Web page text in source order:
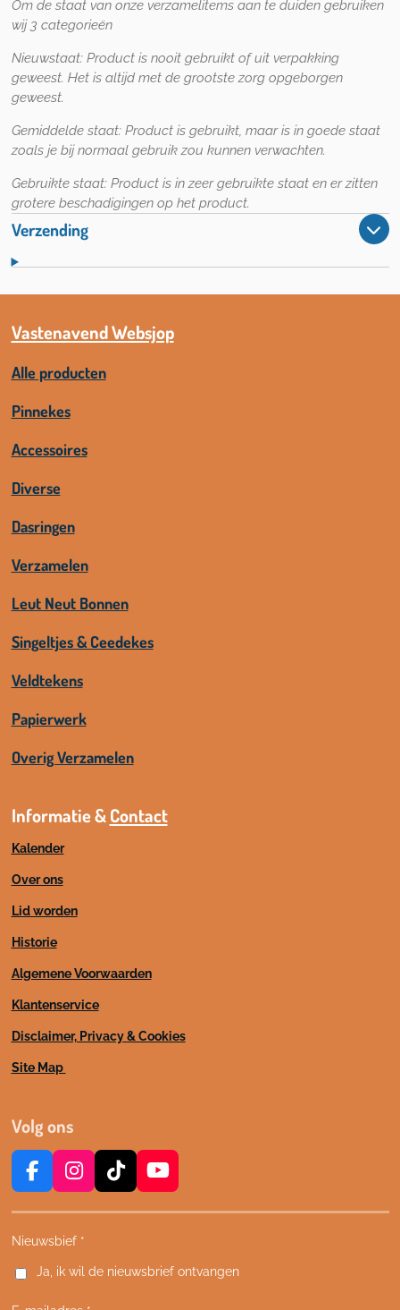
Om de staat van onze verzamelitems aan te duiden gebruiken
wij 3 categorieën
Nieuwstaat:Product is nooit gebruikt of uit verpakking
geweest. Het is altijd met de grootste zorg opgeborgen
geweest.
Gemiddelde staat:Product is gebruikt, maar is in goede staat
zoals je bij normaal gebruik zou kunnen verwachten.
Gebruikte staat:Product is in zeer gebruikte staat en er zitten
grotere beschadigingen op het product.
Verzending
Vastenavend Websjop
Alle producten
Pinnekes
Accessoires
Diverse
Dasringen
Verzamelen
Leut Neut Bonnen
Singeltjes & Ceedekes
Veldtekens
Papierwerk
Overig Verzamelen
Informatie &Contact
Kalender
Over ons
Lid worden
Historie
Algemene Voorwaarden
Klantenservice
Disclaimer, Privacy & Cookies
Site Map
Volg ons
F
c
e
o
I
s
t
g
T
k
k
Y
u
b
Nieuwsbief *
Ja, ik wil de nieuwsbrief ontvangen